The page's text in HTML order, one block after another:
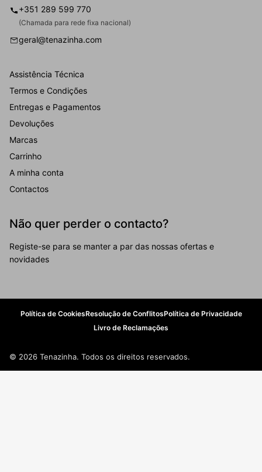
+351 289 599 770
(Chamada para rede fixa nacional)
geral@tenazinha.com
Assistência Técnica
Termos e Condições
Entregas e Pagamentos
Devoluções
Marcas
Carrinho
A minha conta
Contactos
Não quer perder o contacto?
Registe-se para se manter a par das nossas ofertas e
novidades
Política de CookiesResolução de ConflitosPolítica de Privacidade
Livro de Reclamações
© 2026 Tenazinha. Todos os direitos reservados.